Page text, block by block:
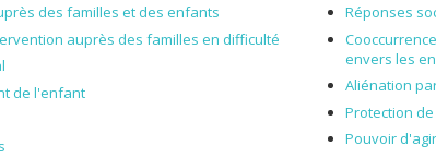
des familles et des enfants
auprès des familles en difficulté
de l'enfant
Réponses
envers les
Aliénation
Protection
Pouvoir